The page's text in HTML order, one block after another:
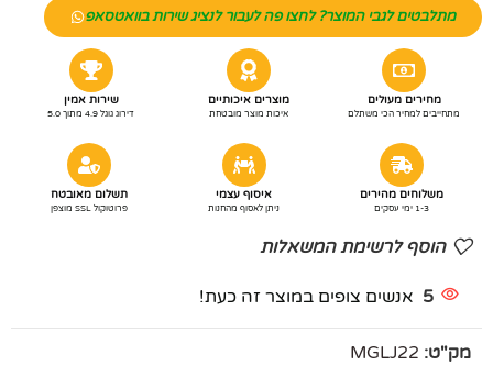
מתלבטים לגבי המוצר? לחצו פה לעבור לנציג שירות בוואטסאפ
מחירים מעולים
מתחייבים למחיר הכי משתלם
מוצרים איכותיים
איכות מוצר מובטחת
שירות אמין
דירוג גוגל 4.9 מתוך 5.0
משלוחים מהירים
1-3 ימי עסקים
איסוף עצמי
ניתן לאסוף מהחנות
תשלום מאובטח
פרוטוקול SSL מוצפן
הוסף לרשימת המשאלות
5 אנשים צופים במוצר זה כעת!
מק"ט: MGLJ22